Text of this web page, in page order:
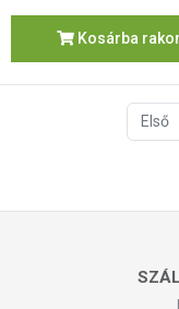
Kosárba
Első